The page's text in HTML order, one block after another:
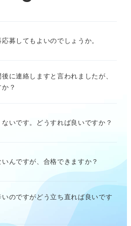
募してもよいのでしょうか。
に連絡しますと言われましたが、
？
いです。どうすれば良いですか？
んですが、合格できますか？
のですがどう立ち直れば良いです